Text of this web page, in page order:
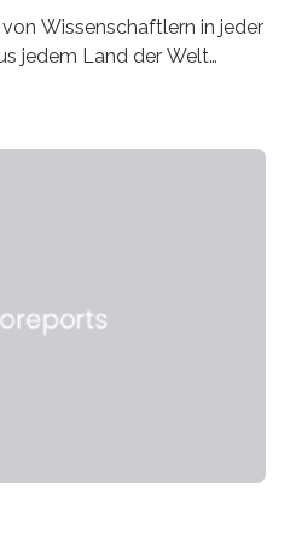
Wissenschaftlern in jeder
jedem Land der Welt
in Biomedicine ist in